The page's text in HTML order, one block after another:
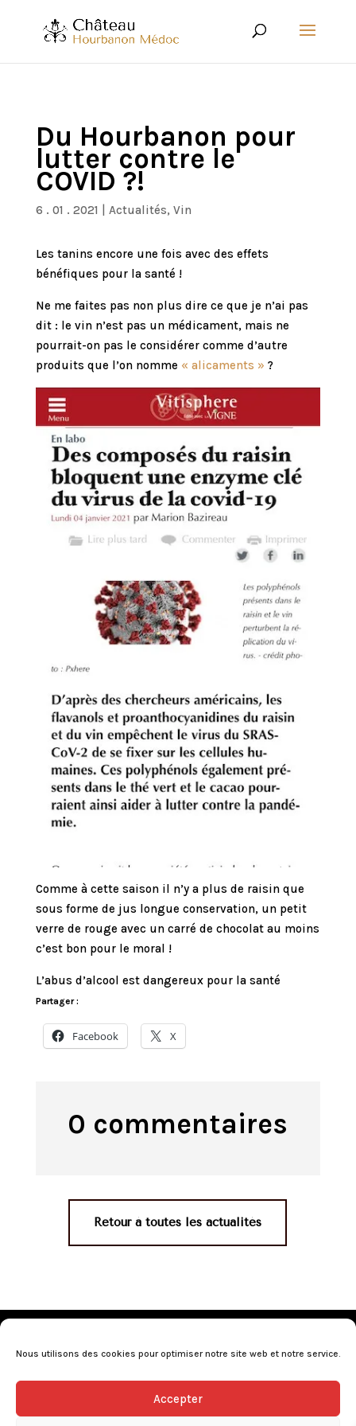
Nous utilisons des cookies pour optimiser notre site web et notre service.
Accepter
Du Hourbanon pour
lutter contre le
COVID ?!
6 . 01 . 2021 Actualités, Vin
Les tanins encore une fois avec des effets
bénéfiques pour la santé !
Ne me faites pas non plus dire ce que je n’ai pas
dit : le vin n’est pas un médicament, mais ne
pourrait-on pas le considérer comme d’autre
produits que l’on nomme « alicaments » ?
Comme à cette saison il n’y a plus de raisin que
sous forme de jus longue conservation, un petit
verre de rouge avec un carré de chocolat au moins
c’est bon pour le moral !
L’abus d’alcool est dangereux pour la santé
Partager :
Facebook X
0 commentaires
Retour à toutes les actualités
Conditions générales de vente•Nos revendeurs•
L’abus d’alcool est dangereux pour la santé, consommez avec